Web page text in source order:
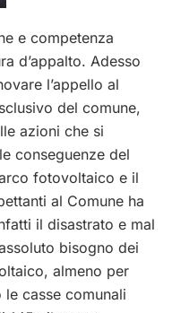
e competenza
d’appalto. Adesso
l’appello al
del comune,
azioni che si
conseguenze del
fotovoltaico e il
al Comune ha
il disastrato e mal
bisogno dei
almeno per
le casse comunali